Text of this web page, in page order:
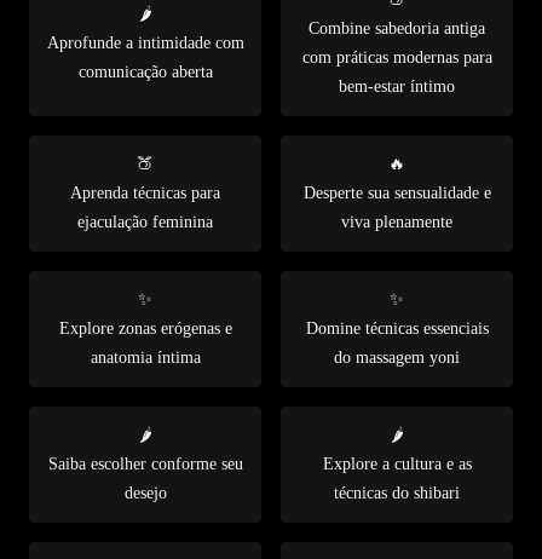
🌶️
Aprofunde a intimidade com
comunicação aberta
Combine sabedoria antiga
com práticas modernas para
bem-estar íntimo
🍑
Aprenda técnicas para
ejaculação feminina
🔥
Desperte sua sensualidade e
viva plenamente
✨
Explore zonas erógenas e
anatomia íntima
✨
Domine técnicas essenciais
do massagem yoni
🌶️
Saiba escolher conforme seu
desejo
🌶️
Explore a cultura e as
técnicas do shibari